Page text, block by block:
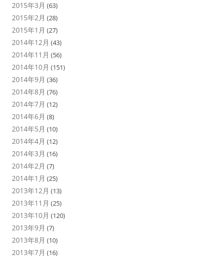
2015年3月 (63)
2015年2月 (28)
2015年1月 (27)
2014年12月 (43)
2014年11月 (56)
2014年10月 (151)
2014年9月 (36)
2014年8月 (76)
2014年7月 (12)
2014年6月 (8)
2014年5月 (10)
2014年4月 (12)
2014年3月 (16)
2014年2月 (7)
2014年1月 (25)
2013年12月 (13)
2013年11月 (25)
2013年10月 (120)
2013年9月 (7)
2013年8月 (10)
2013年7月 (16)